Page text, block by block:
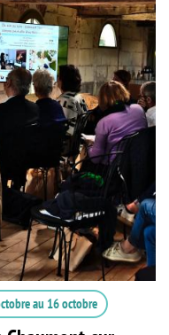
au 16 octobre